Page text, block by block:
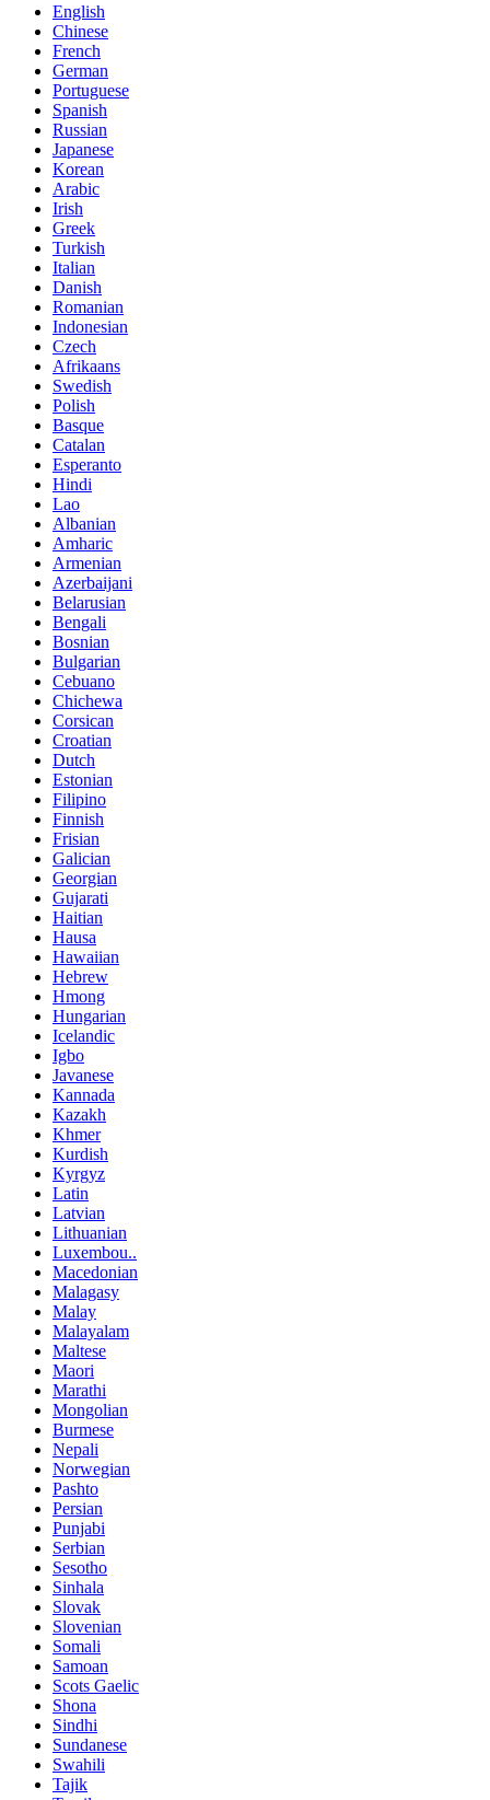
English
Chinese
French
German
Portuguese
Spanish
Russian
Japanese
Korean
Arabic
Irish
Greek
Turkish
Italian
Danish
Romanian
Indonesian
Czech
Afrikaans
Swedish
Polish
Basque
Catalan
Esperanto
Hindi
Lao
Albanian
Amharic
Armenian
Azerbaijani
Belarusian
Bengali
Bosnian
Bulgarian
Cebuano
Chichewa
Corsican
Croatian
Dutch
Estonian
Filipino
Finnish
Frisian
Galician
Georgian
Gujarati
Haitian
Hausa
Hawaiian
Hebrew
Hmong
Hungarian
Icelandic
Igbo
Javanese
Kannada
Kazakh
Khmer
Kurdish
Kyrgyz
Latin
Latvian
Lithuanian
Luxembou..
Macedonian
Malagasy
Malay
Malayalam
Maltese
Maori
Marathi
Mongolian
Burmese
Nepali
Norwegian
Pashto
Persian
Punjabi
Serbian
Sesotho
Sinhala
Slovak
Slovenian
Somali
Samoan
Scots Gaelic
Shona
Sindhi
Sundanese
Swahili
Tajik